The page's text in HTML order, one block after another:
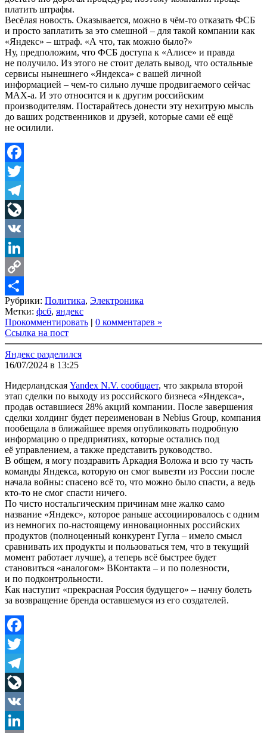
платить штрафы.
Весёлая новость. Оказывается, можно в чём-то отказать ФСБ
и просто заплатить за это смешной – для такой компании как
«Яндекс» – штраф. «А что, так можно было?»
Ну, предположим, что ФСБ доступа к «Алисе» и правда
не получило. Из этого не стоит делать вывод, что остальные
сервисы нынешнего «Яндекса» с вашей личной
информацией – чем-то сильно лучше продвигаемого сейчас
MAX-а. И это относится и к другим российским
производителям. Постарайтесь донести эту нехитрую мысль
до ваших родственников и друзей, которые сами её ещё
не осилили.
Facebook
Twitter
Telegram
LiveJournal
VK
LinkedIn
Copy
Link
Share
Рубрики: Политика, Электроника
Метки: фсб, яндекс
Прокомментировать | 0 комментарев »
Ссылка на пост
Яндекс разделился
16/07/2024 в 13:25
Нидерландская Yandex N.V. сообщает, что закрыла второй
этап сделки по выходу из российского бизнеса «Яндекса»,
продав оставшиеся 28% акций компании. После завершения
сделки холдинг будет переименован в Nebius Group, компания
пообещала в ближайшее время опубликовать подробную
информацию о предприятиях, которые остались под
её управлением, а также представить руководство.
В общем, я могу поздравить Аркадия Воложа и всю ту часть
команды Яндекса, которую он смог вывезти из России после
начала войны: спасено всё то, что можно было спасти, а ведь
кто-то не смог спасти ничего.
По чисто ностальгическим причинам мне жалко само
название «Яндекс», которое раньше ассоциировалось с одним
из немногих по-настоящему инновационных российских
продуктов (полноценный конкурент Гугла – имело смысл
сравнивать их продукты и пользоваться тем, что в текущий
момент работает лучше), а теперь всё быстрее будет
становиться «аналогом» ВКонтакта – и по полезности,
и по подконтрольности.
Как наступит «прекрасная Россия будущего» – начну болеть
за возвращение бренда оставшемуся из его создателей.
Facebook
Twitter
Telegram
LiveJournal
VK